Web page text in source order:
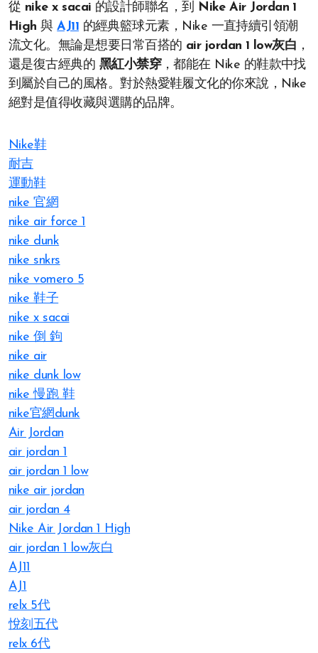
從 nike x sacai 的設計師聯名，到 Nike Air Jordan 1
High 與AJ11 的經典籃球元素，Nike 一直持續引領潮
流文化。無論是想要日常百搭的 air jordan 1 low灰白 ，
還是復古經典的 黑紅小禁穿，都能在 Nike 的鞋款中找
到屬於自己的風格。對於熱愛鞋履文化的你來說，Nike
絕對是值得收藏與選購的品牌。
Nike鞋
耐吉
運動鞋
nike 官網​
nike air force 1
nike dunk
nike snkrs
nike vomero 5
nike 鞋子​
nike x sacai
nike 倒 鉤
nike air​
nike dunk low
nike 慢跑 鞋
nike官網dunk
Air Jordan
air jordan 1
air jordan 1 low
nike air jordan
air jordan 4​
Nike Air Jordan 1 High
air jordan 1 low灰白
AJ11
AJ1
relx 5代
悅刻五代
relx 6代